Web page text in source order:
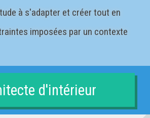
à s'adapter et créer tout en
imposées par un contexte
d'intérieur